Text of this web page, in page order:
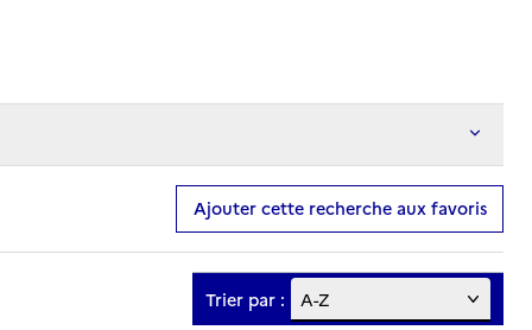
Ajouter cette recherche aux favoris
Trier par :